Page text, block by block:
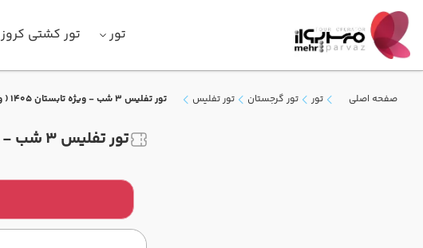
تور تور کشتی کروز
صفحه اصلی تور تور گرجستان تور تفلیس تور تفلیس 3 شب - ویژه تابستان 1405 ( وارش )
تور تفلیس 3 شب - ویژه تابستان 1405 ( وارش )